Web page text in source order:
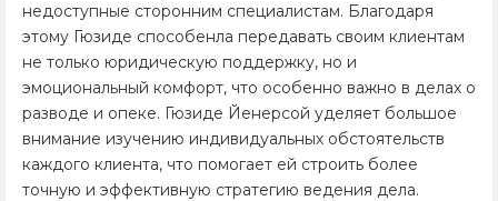
недоступные сторонним специалистам. Благодаря
этому Гюзиде способенла передавать своим клиентам
не только юридическую поддержку, но и
эмоциональный комфорт, что особенно важно в делах о
разводе и опеке. Гюзиде Йенерсой уделяет большое
внимание изучению индивидуальных обстоятельств
каждого клиента, что помогает ей строить более
точную и эффективную стратегию ведения дела.